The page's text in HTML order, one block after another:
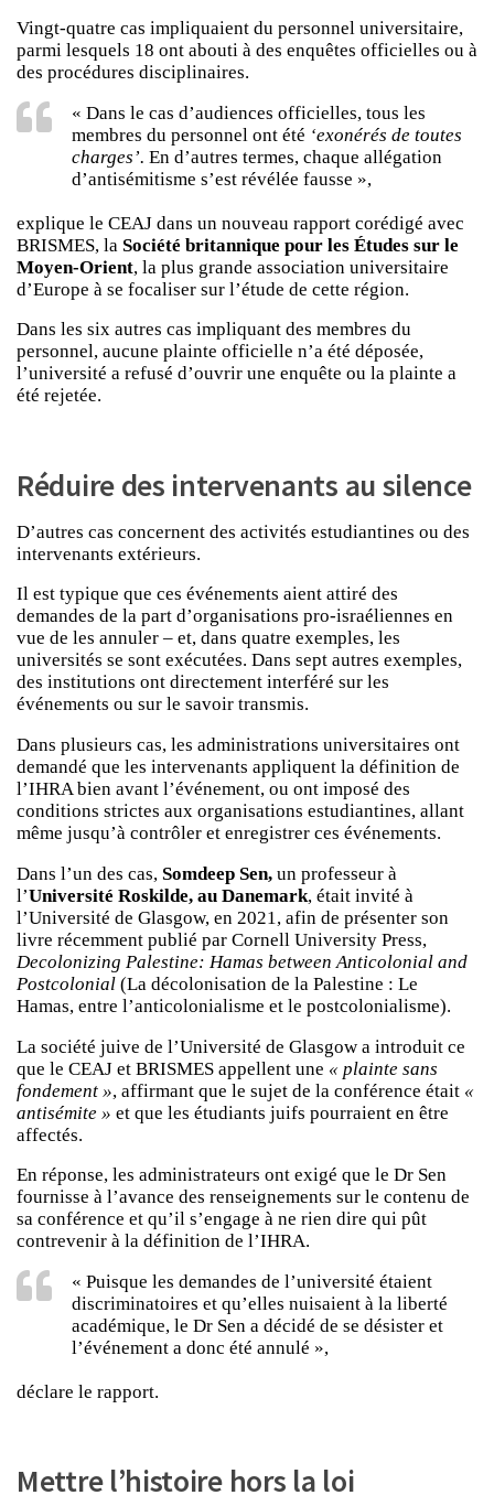
Vingt-quatre cas impliquaient du personnel universitaire,
parmi lesquels 18 ont abouti à des enquêtes officielles ou à
des procédures disciplinaires.
« Dans le cas d’audiences officielles, tous les
membres du personnel ont été ‘exonérés de toutes
charges’. En d’autres termes, chaque allégation
d’antisémitisme s’est révélée fausse »,
explique le CEAJ dans un nouveau rapport corédigé avec
BRISMES, la Société britannique pour les Études sur le
Moyen-Orient, la plus grande association universitaire
d’Europe à se focaliser sur l’étude de cette région.
Dans les six autres cas impliquant des membres du
personnel, aucune plainte officielle n’a été déposée,
l’université a refusé d’ouvrir une enquête ou la plainte a
été rejetée.
Réduire des intervenants au silence
D’autres cas concernent des activités estudiantines ou des
intervenants extérieurs.
Il est typique que ces événements aient attiré des
demandes de la part d’organisations pro-israéliennes en
vue de les annuler – et, dans quatre exemples, les
universités se sont exécutées. Dans sept autres exemples,
des institutions ont directement interféré sur les
événements ou sur le savoir transmis.
Dans plusieurs cas, les administrations universitaires ont
demandé que les intervenants appliquent la définition de
l’IHRA bien avant l’événement, ou ont imposé des
conditions strictes aux organisations estudiantines, allant
même jusqu’à contrôler et enregistrer ces événements.
Dans l’un des cas, Somdeep Sen, un professeur à
l’Université Roskilde, au Danemark, était invité à
l’Université de Glasgow, en 2021, afin de présenter son
livre récemment publié par Cornell University Press,
Decolonizing Palestine: Hamas between Anticolonial and
Postcolonial (La décolonisation de la Palestine : Le
Hamas, entre l’anticolonialisme et le postcolonialisme).
La société juive de l’Université de Glasgow a introduit ce
que le CEAJ et BRISMES appellent une « plainte sans
fondement », affirmant que le sujet de la conférence était «
antisémite » et que les étudiants juifs pourraient en être
affectés.
En réponse, les administrateurs ont exigé que le Dr Sen
fournisse à l’avance des renseignements sur le contenu de
sa conférence et qu’il s’engage à ne rien dire qui pût
contrevenir à la définition de l’IHRA.
« Puisque les demandes de l’université étaient
discriminatoires et qu’elles nuisaient à la liberté
académique, le Dr Sen a décidé de se désister et
l’événement a donc été annulé »,
déclare le rapport.
Mettre l’histoire hors la loi